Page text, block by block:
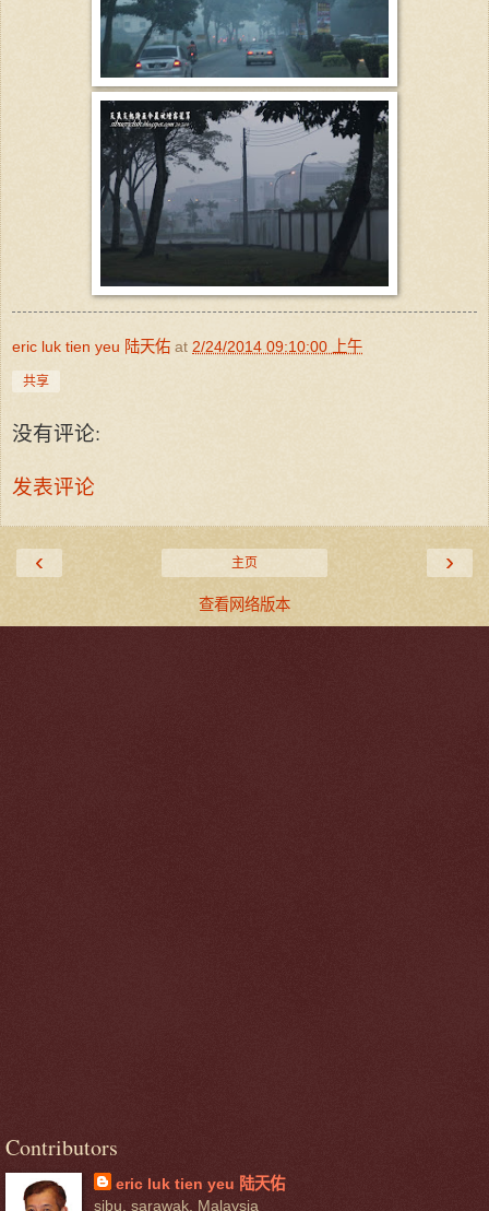
eric luk tien yeu 陆天佑 at 2/24/2014 09:10:00 上午
共享
没有评论:
发表评论
‹ ›
主页
查看网络版本
Contributors
eric luk tien yeu 陆天佑
sibu, sarawak, Malaysia